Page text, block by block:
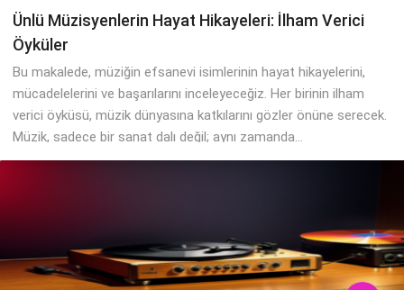
Ünlü Müzisyenlerin Hayat Hikayeleri: İlham Verici
Öyküler
Bu makalede, müziğin efsanevi isimlerinin hayat hikayelerini,
mücadelelerini ve başarılarını inceleyeceğiz. Her birinin ilham
verici öyküsü, müzik dünyasına katkılarını gözler önüne serecek.
Müzik, sadece bir sanat dalı değil; aynı zamanda...